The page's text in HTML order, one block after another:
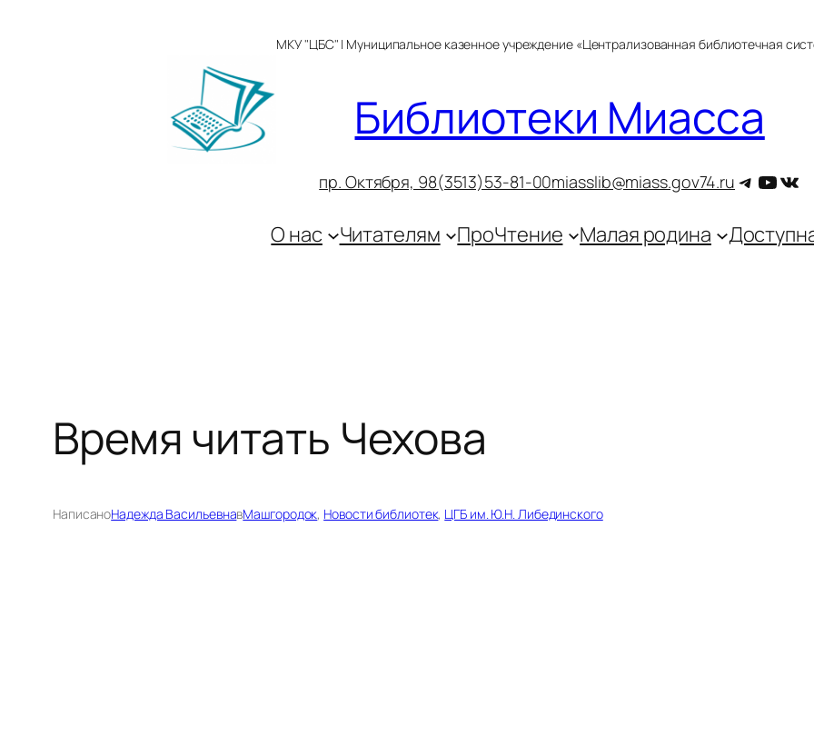
МКУ "ЦБС" | Муниципальное казенное учреждение «Централизованная библиотечная
Библиотеки Миасса
пр. Октября, 98(3513)53-81-00miasslib@miass.gov74.ru Telegram
О нас Читателям ПроЧтение Малая родина
Время читать Чехова
НаписаноНадежда ВасильевнавМашгородок, Новости библиотек, ЦГБ им. Ю.Н. Либединского